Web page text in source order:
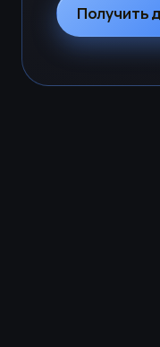
Получить